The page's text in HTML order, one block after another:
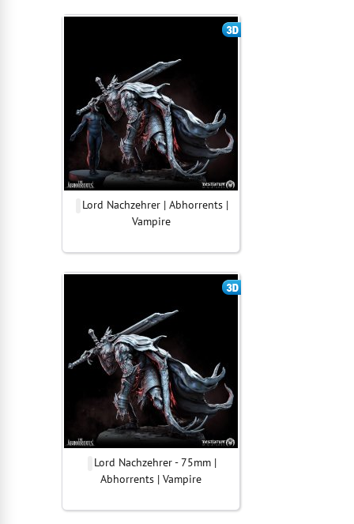
Lord Nachzehrer | Abhorrents |
Vampire
Lord Nachzehrer - 75mm |
Abhorrents | Vampire